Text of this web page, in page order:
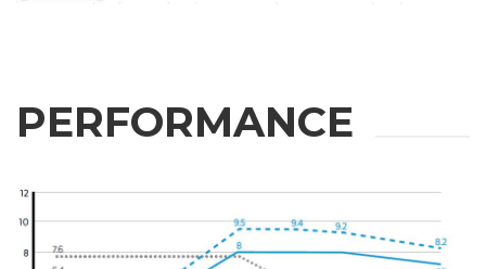
PERFORMANCE